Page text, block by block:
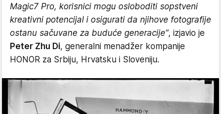
Magic7 Pro, korisnici mogu osloboditi sopstveni
kreativni potencijal i osigurati da njihove fotografije
ostanu sačuvane za buduće generacije”, izjavio je
Peter Zhu Di, generalni menadžer kompanije
HONOR za Srbiju, Hrvatsku i Sloveniju.